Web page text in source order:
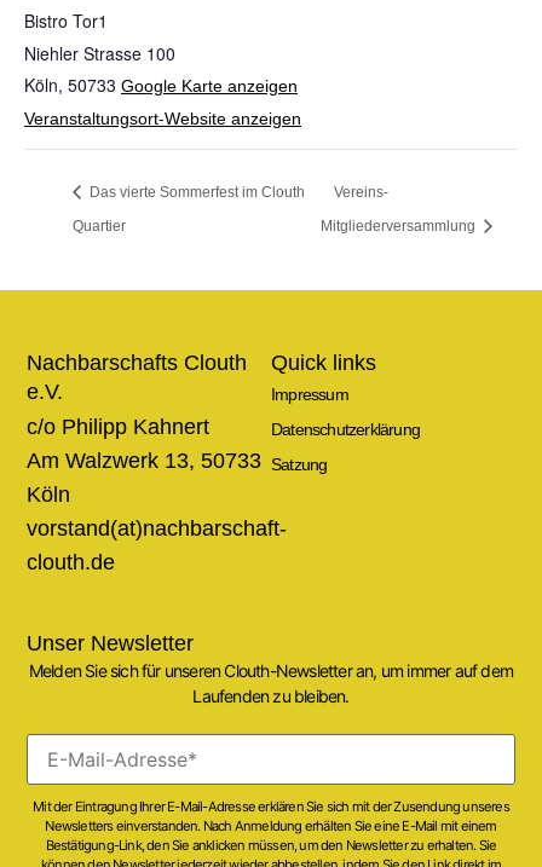
Bistro Tor1
Niehler Strasse 100
Köln, 50733 Google Karte anzeigen
Veranstaltungsort-Website anzeigen
Das vierte Sommerfest im Clouth
Quartier
Vereins-
Mitgliederversammlung
Quick links
Impressum
Datenschutzerklärung
Satzung
Nachbarschafts Clouth
e.V.
c/o Philipp Kahnert
Am Walzwerk 13, 50733
Köln
vorstand(at)nachbarschaft-
clouth.de
Unser Newsletter
Melden Sie sich für unseren Clouth-Newsletter an, um immer auf dem
Laufenden zu bleiben.
Mit der Eintragung Ihrer E-Mail-Adresse erklären Sie sich mit der Zusendung unseres
Newsletters einverstanden. Nach Anmeldung erhälten Sie eine E-Mail mit einem
Bestätigung-Link, den Sie anklicken müssen, um den Newsletter zu erhalten. Sie